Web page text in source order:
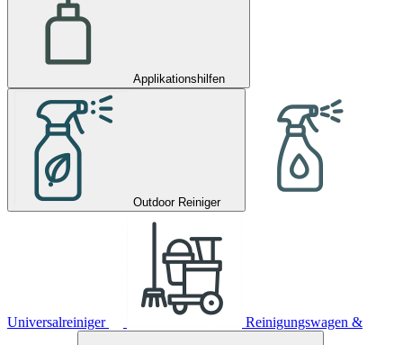
Applikationshilfen
Outdoor Reiniger
Universalreiniger Reinigungswagen &